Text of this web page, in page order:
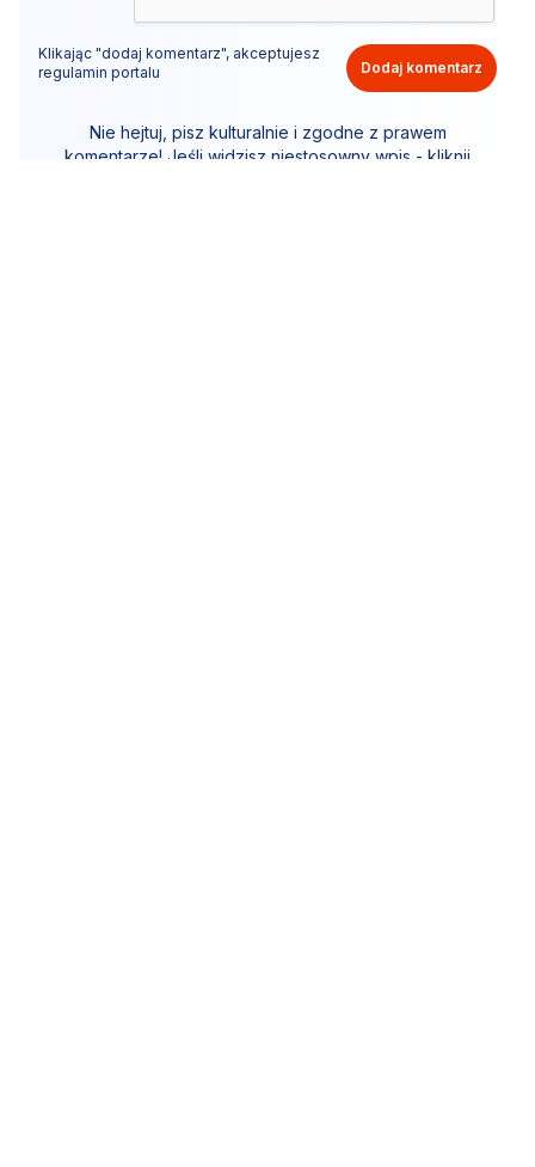
Klikając "dodaj komentarz", akceptujesz
regulamin portalu
Dodaj komentarz
Nie hejtuj, pisz kulturalnie i zgodne z prawem
komentarze! Jeśli widzisz niestosowny wpis - kliknij